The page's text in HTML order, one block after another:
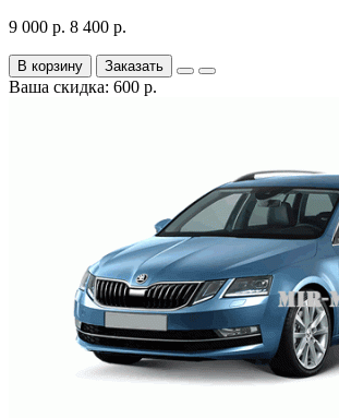
9 000 р. 8 400 р.
В корзину Заказать
Ваша скидка: 600 р.